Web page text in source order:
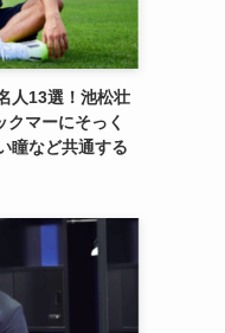
人13選！池松壮
マーにそっく
瞳など共通する